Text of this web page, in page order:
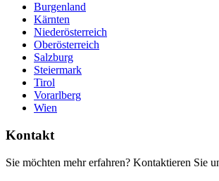
Burgenland
Kärnten
Niederösterreich
Oberösterreich
Salzburg
Steiermark
Tirol
Vorarlberg
Wien
Kontakt
Sie möchten mehr erfahren? Kontaktieren Sie